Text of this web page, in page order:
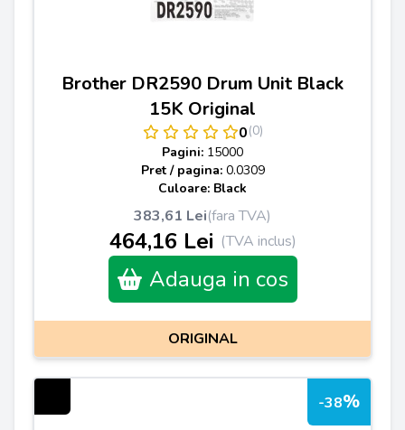
Brother DR2590 Drum Unit Black
15K Original
0(0)
Pagini: 15000
Pret / pagina: 0.0309
Culoare: Black
383,61 Lei(fara TVA)
464,16 Lei (TVA inclus)
Adauga in cos
ORIGINAL
-38%